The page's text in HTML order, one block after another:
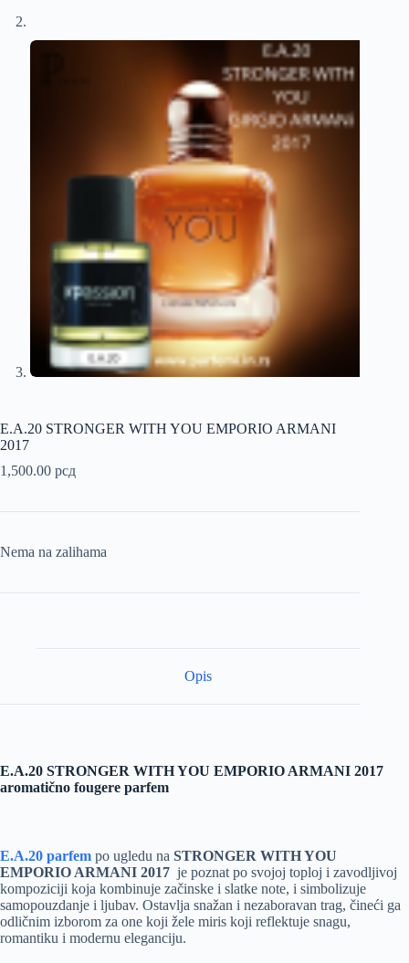
E.A.20 STRONGER WITH YOU EMPORIO ARMANI
2017
1,500.00 рсд
Nema na zalihama
Opis
E.A.20 STRONGER WITH YOU EMPORIO ARMANI 2017
aromatično fougere parfem
E.A.20 parfem po ugledu na STRONGER WITH YOU
EMPORIO ARMANI 2017 je poznat po svojoj toploj i zavodljivoj
kompoziciji koja kombinuje začinske i slatke note, i simbolizuje
samopouzdanje i ljubav. Ostavlja snažan i nezaboravan trag, čineći ga
odličnim izborom za one koji žele miris koji reflektuje snagu,
romantiku i modernu eleganciju.